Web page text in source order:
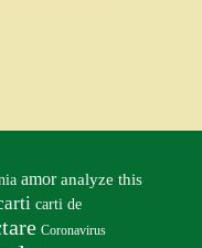
amor analyze this
carti de
Coronavirus